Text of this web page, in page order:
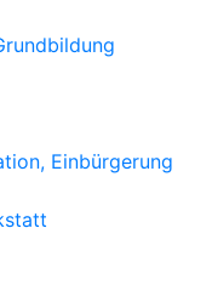
Einbürgerung